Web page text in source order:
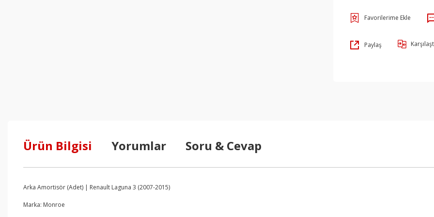
Paylaş
Ürün Bilgisi Yorumlar Soru & Cevap
Arka Amortisör (Adet) | Renault Laguna 3 (2007-2015)
Marka: Monroe